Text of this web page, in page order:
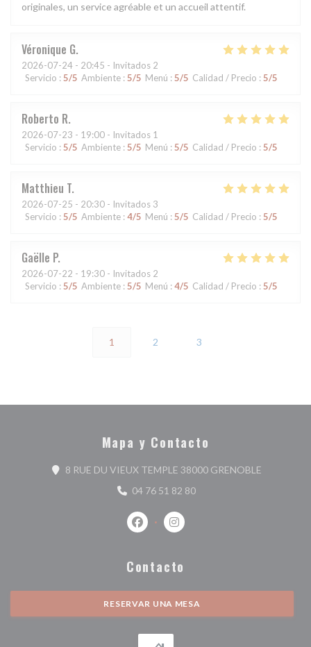
originales, un service agréable et un accueil attentif.
Véronique G
2026-07-24 - 20:45 - Invitados 2
Servicio : 5/5 Ambiente : 5/5 Menú : 5/5 Calidad / Precio : 5/5
Roberto R
2026-07-23 - 19:00 - Invitados 1
Servicio : 5/5 Ambiente : 5/5 Menú : 5/5 Calidad / Precio : 5/5
Matthieu T
2026-07-25 - 20:30 - Invitados 3
Servicio : 5/5 Ambiente : 4/5 Menú : 5/5 Calidad / Precio : 5/5
Gaëlle P
2026-07-22 - 19:30 - Invitados 2
Servicio : 5/5 Ambiente : 5/5 Menú : 4/5 Calidad / Precio : 5/5
1 2 3
Mapa y Contacto
8 RUE DU VIEUX TEMPLE 38000 GRENOBLE
04 76 51 82 80
Facebook ((abre en una nueva
Instagram ((abre en una
Contacto
RESERVAR UNA MESA